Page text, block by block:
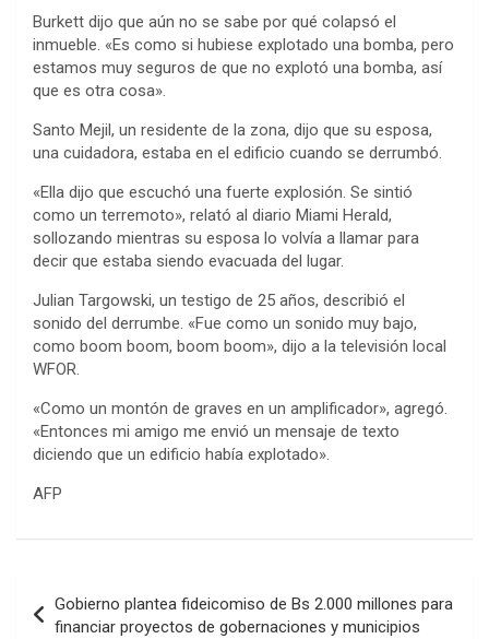
Burkett dijo que aún no se sabe por qué colapsó el
inmueble. «Es como si hubiese explotado una bomba, pero
estamos muy seguros de que no explotó una bomba, así
que es otra cosa».
Santo Mejil, un residente de la zona, dijo que su esposa,
una cuidadora, estaba en el edificio cuando se derrumbó.
«Ella dijo que escuchó una fuerte explosión. Se sintió
como un terremoto», relató al diario Miami Herald,
sollozando mientras su esposa lo volvía a llamar para
decir que estaba siendo evacuada del lugar.
Julian Targowski, un testigo de 25 años, describió el
sonido del derrumbe. «Fue como un sonido muy bajo,
como boom boom, boom boom», dijo a la televisión local
WFOR.
«Como un montón de graves en un amplificador», agregó.
«Entonces mi amigo me envió un mensaje de texto
diciendo que un edificio había explotado».
AFP
de
Gobierno plantea fideicomiso de Bs 2.000 millones para
financiar proyectos de gobernaciones y municipios